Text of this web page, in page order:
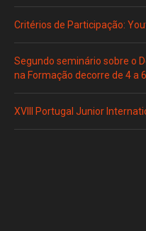
Critérios de Participação:
Segundo seminário sobre o
na Formação decorre de 4 a
XVIII Portugal Junior